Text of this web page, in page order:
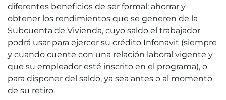
diferentes beneficios de ser formal: ahorrar y
obtener los rendimientos que se generen de la
Subcuenta de Vivienda, cuyo saldo el trabajador
podrá usar para ejercer su crédito Infonavit (siempre
y cuando cuente con una relación laboral vigente y
que su empleador esté inscrito en el programa), o
para disponer del saldo, ya sea antes o al momento
de su retiro.